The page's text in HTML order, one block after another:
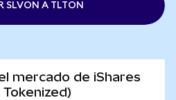
SLVON A TLTON
mercado de iShares